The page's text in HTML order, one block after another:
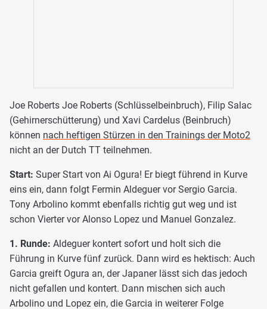
Joe Roberts Joe Roberts (Schlüsselbeinbruch), Filip Salac
(Gehirnerschütterung) und Xavi Cardelus (Beinbruch)
können nach heftigen Stürzen in den Trainings der Moto2
nicht an der Dutch TT teilnehmen.
Start: Super Start von Ai Ogura! Er biegt führend in Kurve
eins ein, dann folgt Fermin Aldeguer vor Sergio Garcia.
Tony Arbolino kommt ebenfalls richtig gut weg und ist
schon Vierter vor Alonso Lopez und Manuel Gonzalez.
1. Runde: Aldeguer kontert sofort und holt sich die
Führung in Kurve fünf zurück. Dann wird es hektisch: Auch
Garcia greift Ogura an, der Japaner lässt sich das jedoch
nicht gefallen und kontert. Dann mischen sich auch
Arbolino und Lopez ein, die Garcia in weiterer Folge